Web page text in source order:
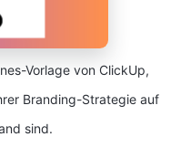
Vorlage von ClickUp,
Branding-Strategie auf
sind.